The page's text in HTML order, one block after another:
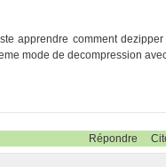
apprendre comment
mode de decompression
Répondre